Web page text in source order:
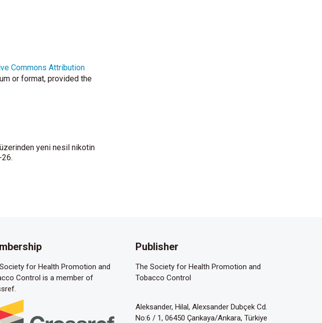
between social media
Commons Attribution
or format, provided the
üzerinden yeni nesil nikotin
for Health Promotion and
Control is a member of
Publisher
The Society for Health Promotion and
Tobacco Control
Aleksander, Hilal, Alexsander Dubçek Cd.
No:6 / 1, 06450 Çankaya/Ankara, Türkiye